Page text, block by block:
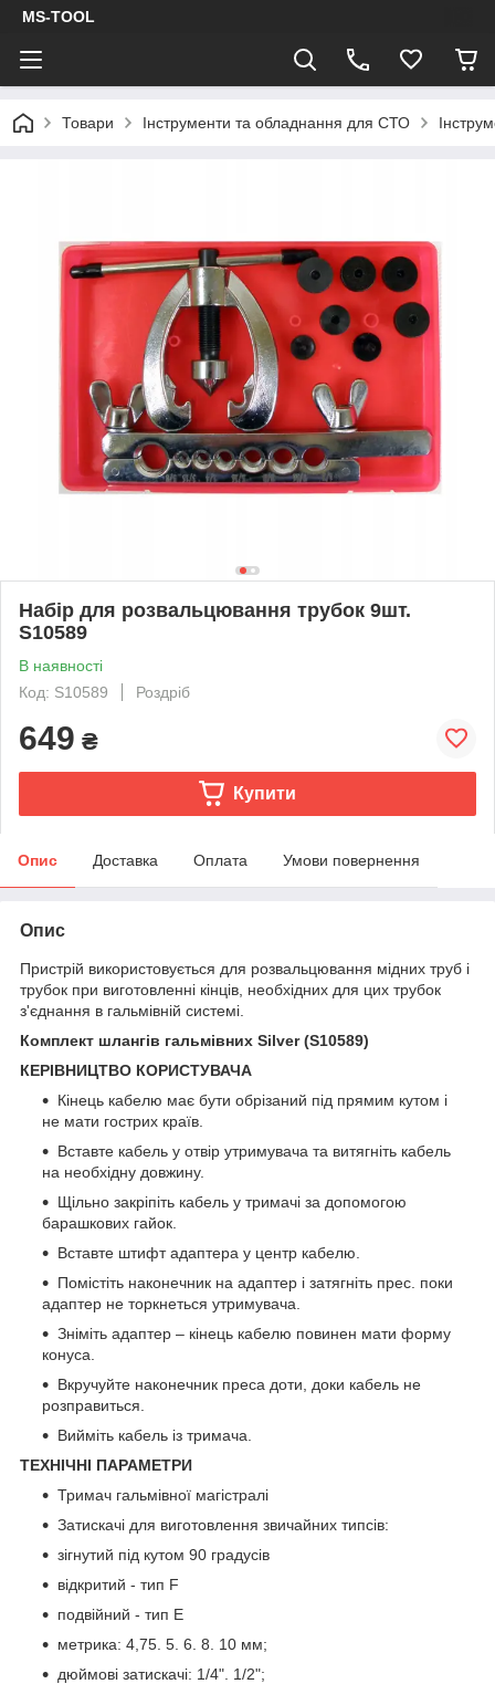
MS-TOOL
Товари Інструменти та обладнання для СТО
Набір для розвальцювання трубок 9шт.
S10589
В наявності
Код: S10589
Роздріб
649 ₴
Купити
Опис Доставка Оплата Умови повернення
Опис
Пристрій використовується для розвальцювання мідних труб і
трубок при виготовленні кінців, необхідних для цих трубок
з'єднання в гальмівній системі.
Комплект шлангів гальмівних Silver (S10589)
КЕРІВНИЦТВО КОРИСТУВАЧА
Кінець кабелю має бути обрізаний під прямим кутом і
не мати гострих країв.
Вставте кабель у отвір утримувача та витягніть кабель
на необхідну довжину.
Щільно закріпіть кабель у тримачі за допомогою
барашкових гайок.
Вставте штифт адаптера у центр кабелю.
Помістіть наконечник на адаптер і затягніть прес. поки
адаптер не торкнеться утримувача.
Зніміть адаптер – кінець кабелю повинен мати форму
конуса.
Вкручуйте наконечник преса доти, доки кабель не
розправиться.
Вийміть кабель із тримача.
ТЕХНІЧНІ ПАРАМЕТРИ
Тримач гальмівної магістралі
Затискачі для виготовлення звичайних типсів:
зігнутий під кутом 90 градусів
відкритий - тип F
подвійний - тип E
метрика: 4,75. 5. 6. 8. 10 мм;
дюймові затискачі: 1/4". 1/2";